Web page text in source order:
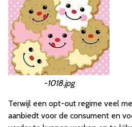
-1018.jpg
Terwijl een opt-out regime veel
aanbiedt voor de consument en